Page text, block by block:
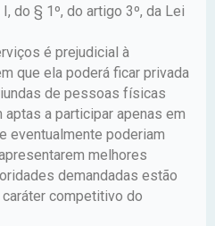
do § 1º, do artigo 3º, da Lei
é prejudicial à
que ela poderá ficar privada
de pessoas físicas
a participar apenas em
eventualmente poderiam
melhores
demandadas estão
competitivo do